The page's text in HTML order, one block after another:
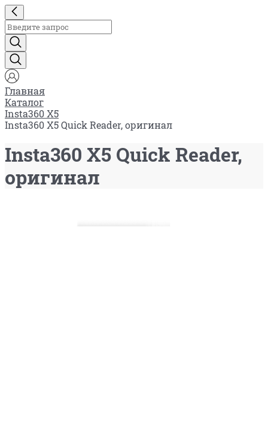
Главная
Каталог
Insta360 X5
Insta360 X5 Quick Reader, оригинал
Insta360 X5 Quick Reader,
оригинал